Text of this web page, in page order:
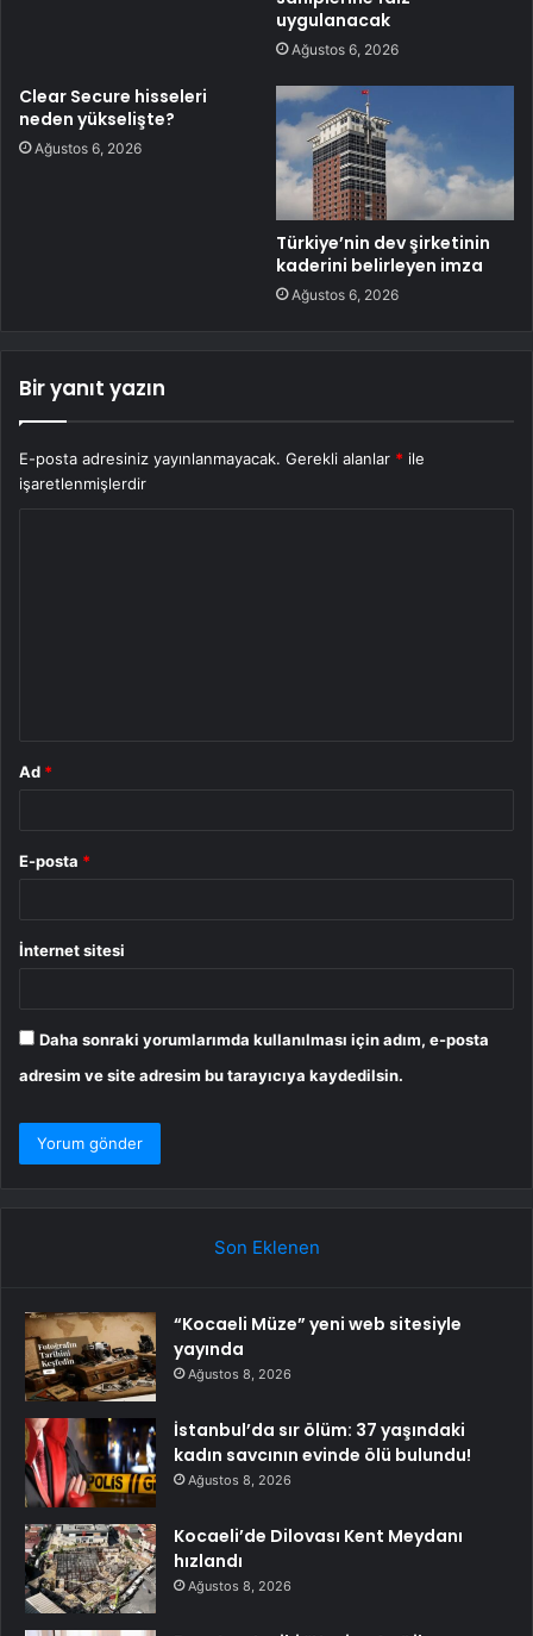
uygulanacak
Ağustos 6, 2026
Clear Secure hisseleri
neden yükselişte?
Ağustos 6, 2026
Türkiye’nin dev şirketinin
kaderini belirleyen imza
Ağustos 6, 2026
Bir yanıt yazın
E-posta adresiniz yayınlanmayacak. Gerekli alanlar * ile
işaretlenmişlerdir
Ad *
E-posta *
İnternet sitesi
Daha sonraki yorumlarımda kullanılması için adım, e-posta
adresim ve site adresim bu tarayıcıya kaydedilsin.
Son Eklenen
“Kocaeli Müze” yeni web sitesiyle
yayında
Ağustos 8, 2026
İstanbul’da sır ölüm: 37 yaşındaki
kadın savcının evinde ölü bulundu!
Ağustos 8, 2026
Kocaeli’de Dilovası Kent Meydanı
hızlandı
Ağustos 8, 2026